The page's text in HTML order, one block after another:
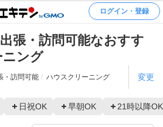
ログイン・登録
張・訪問可能なおすす
ング
・訪問可能 ハウスクリーニング 変更
日祝OK 早朝OK 21時以降OK